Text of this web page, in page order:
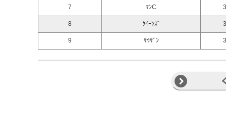
7 ﾏﾝC
8 ｸｲｰﾝｽﾞ
9 ｻｳｻﾞﾝ